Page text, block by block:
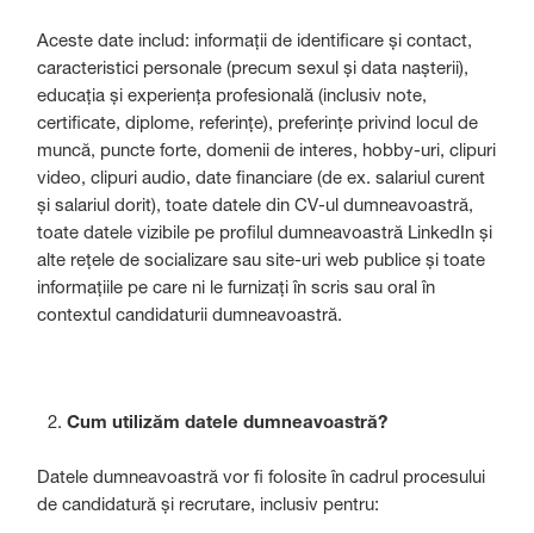
Aceste date includ: informații de identificare și contact,
caracteristici personale (precum sexul și data nașterii),
educația și experiența profesională (inclusiv note,
certificate, diplome, referințe), preferințe privind locul de
muncă, puncte forte, domenii de interes, hobby-uri, clipuri
video, clipuri audio, date financiare (de ex. salariul curent
și salariul dorit), toate datele din CV-ul dumneavoastră,
toate datele vizibile pe profilul dumneavoastră LinkedIn și
alte rețele de socializare sau site-uri web publice și toate
informațiile pe care ni le furnizați în scris sau oral în
contextul candidaturii dumneavoastră.
Cum utilizăm datele dumneavoastră?
Datele dumneavoastră vor fi folosite în cadrul procesului
de candidatură și recrutare, inclusiv pentru: